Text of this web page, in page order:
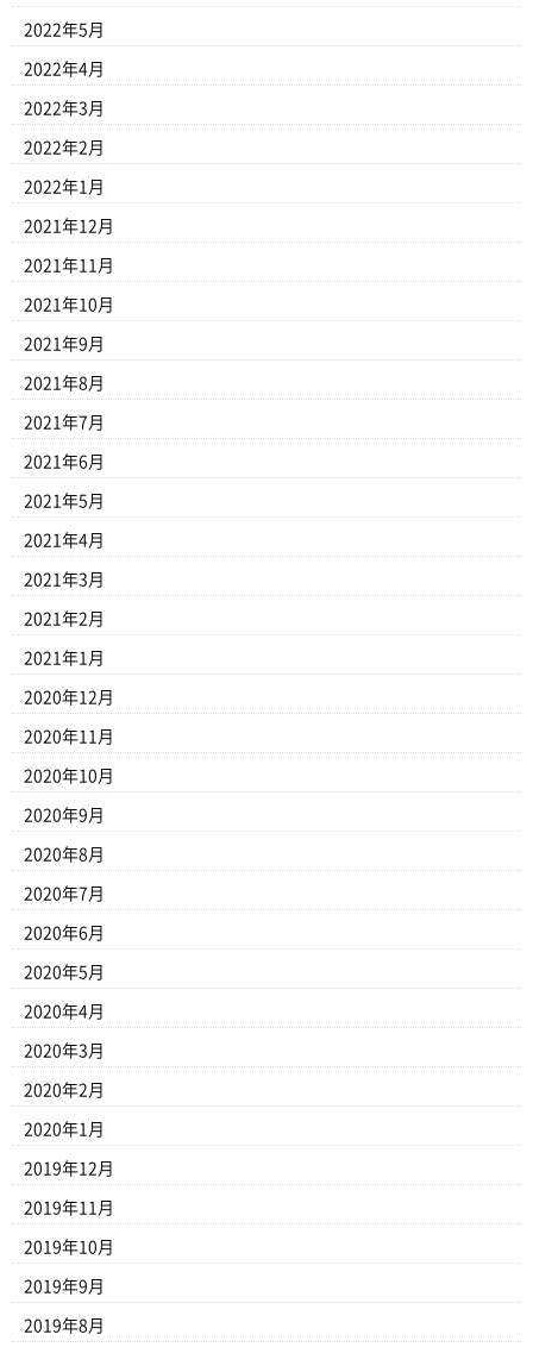
2022年5月
2022年4月
2022年3月
2022年2月
2022年1月
2021年12月
2021年11月
2021年10月
2021年9月
2021年8月
2021年7月
2021年6月
2021年5月
2021年4月
2021年3月
2021年2月
2021年1月
2020年12月
2020年11月
2020年10月
2020年9月
2020年8月
2020年7月
2020年6月
2020年5月
2020年4月
2020年3月
2020年2月
2020年1月
2019年12月
2019年11月
2019年10月
2019年9月
2019年8月